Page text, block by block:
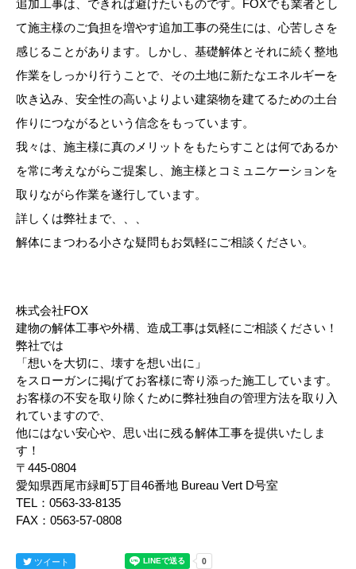
追加工事は、できれば避けたいものです。FOXでも業者とし
て施主様のご負担を増やす追加工事の発生には、心苦しさを
感じることがあります。しかし、基礎解体とそれに続く整地
作業をしっかり行うことで、その土地に新たなエネルギーを
吹き込み、安全性の高いよりよい建築物を建てるための土台
作りにつながるという信念をもっています。
我々は、施主様に真のメリットをもたらすことは何であるか
を常に考えながらご提案し、施主様とコミュニケーションを
取りながら作業を遂行しています。
詳しくは弊社まで、、、
解体にまつわる小さな疑問もお気軽にご相談ください。
株式会社FOX
建物の解体工事や外構、造成工事は気軽にご相談ください！
弊社では
「想いを大切に、壊すを想い出に」
をスローガンに掲げてお客様に寄り添った施工しています。
お客様の不安を取り除くために弊社独自の管理方法を取り入
れていますので、
他にはない安心や、思い出に残る解体工事を提供いたしま
す！
〒445-0804
愛知県西尾市緑町5丁目46番地 Bureau Vert D号室
TEL：0563-33-8135
FAX：0563-57-0808
ツイート